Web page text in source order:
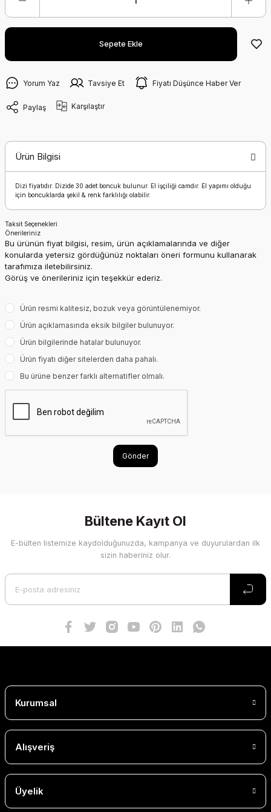
Sepete Ekle
Yorum Yaz Tavsiye Et Fiyatı Düşünce Haber Ver
Paylaş Karşılaştır
Ürün Bilgisi
Dizi fiyatıdır. Dizide 30 adet boncuk bulunur. El işçiliği camdır. El yapımı olduğu
için boncuklarda şekil & renk farklılığı olabilir.
Taksit Seçenekleri
Önerileriniz
Bu ürünün fiyat bilgisi, resim, ürün açıklamalarında ve diğer
konularda yetersiz gördüğünüz noktaları öneri formunu kullanarak
tarafımıza iletebilirsiniz.
Görüş ve önerileriniz için teşekkür ederiz.
Ürün resmi kalitesiz, bozuk veya görüntülenemiyor.
Ürün açıklamasında eksik bilgiler bulunuyor.
Ürün bilgilerinde hatalar bulunuyor.
Ürün fiyatı diğer sitelerden daha pahalı.
Bu ürüne benzer farklı alternatifler olmalı.
Gönder
Bültene Kayıt Ol
E-bülten listemize kaydolduğunuzda, kampanya ve duyurulardan ilk
sizin haberiniz olur.
Kurumsal
Alışveriş
Üyelik